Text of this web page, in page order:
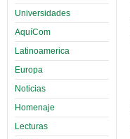
Universidades
AquíCom
Latinoamerica
Europa
Noticias
Homenaje
Lecturas